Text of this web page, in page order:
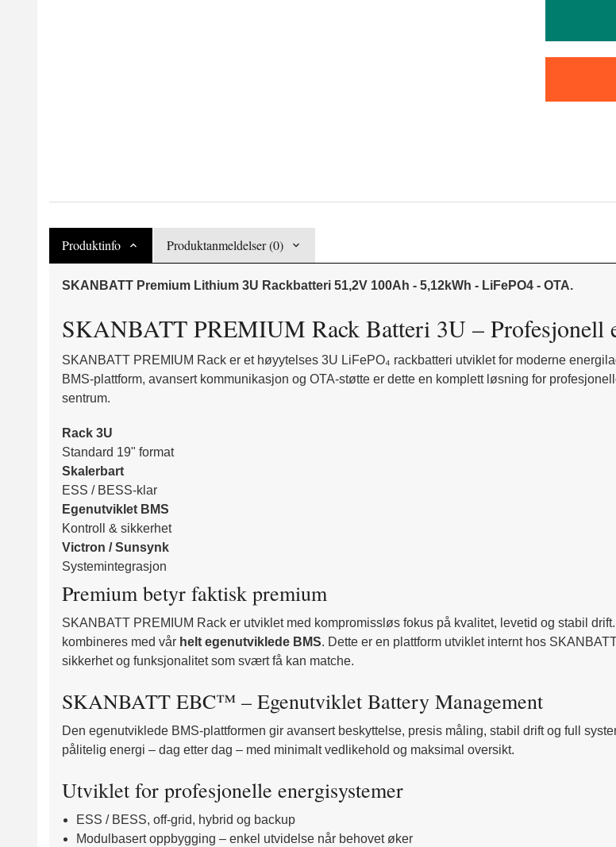
Produktinfo Produktanmeldelser (0)
SKANBATT Premium Lithium 3U Rackbatteri 51,2V 100Ah - 5,12kWh - LiFePO4 - OTA.
SKANBATT PREMIUM Rack Batteri 3U – Profesjonell
SKANBATT PREMIUM Rack er et høyytelses 3U LiFePO₄ rackbatteri utviklet for moderne
BMS-plattform, avansert kommunikasjon og OTA-støtte er dette en komplett løsning for
sentrum.
Rack 3U
Standard 19" format
Skalerbart
ESS / BESS-klar
Egenutviklet BMS
Kontroll & sikkerhet
Victron / Sunsynk
Systemintegrasjon
Premium betyr faktisk premium
SKANBATT PREMIUM Rack er utviklet med kompromissløs fokus på kvalitet, levetid og stabil
kombineres med vår helt egenutviklede BMS. Dette er en plattform utviklet internt hos
sikkerhet og funksjonalitet som svært få kan matche.
SKANBATT EBC™ – Egenutviklet Battery Management
Den egenutviklede BMS-plattformen gir avansert beskyttelse, presis måling, stabil drift og full
pålitelig energi – dag etter dag – med minimalt vedlikehold og maksimal oversikt.
Utviklet for profesjonelle energisystemer
ESS / BESS, off-grid, hybrid og backup
Modulbasert oppbygging – enkel utvidelse når behovet øker